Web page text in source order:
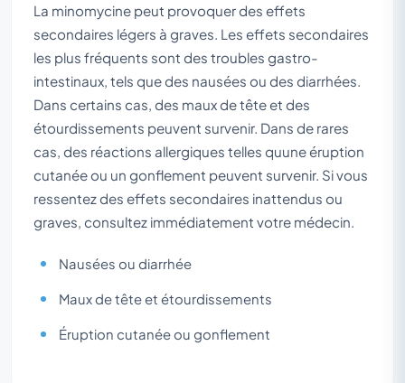
La minomycine peut provoquer des effets
secondaires légers à graves. Les effets secondaires
les plus fréquents sont des troubles gastro-
intestinaux, tels que des nausées ou des diarrhées.
Dans certains cas, des maux de tête et des
étourdissements peuvent survenir. Dans de rares
cas, des réactions allergiques telles quune éruption
cutanée ou un gonflement peuvent survenir. Si vous
ressentez des effets secondaires inattendus ou
graves, consultez immédiatement votre médecin.
Nausées ou diarrhée
Maux de tête et étourdissements
Éruption cutanée ou gonflement